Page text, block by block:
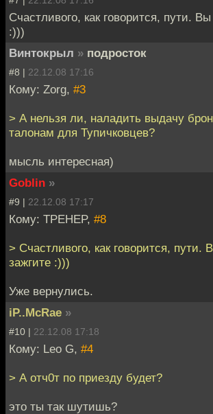
Счастливого, как говорится, пути.
:)))
Винтокрыл » подросток
#8 | 22.12.08 17:16
Кому: Zorg, #3
> А нельзя ли, наладить выдачу
талонам для Тупичковцев?
мысль интересная)
Goblin »
#9 | 22.12.08 17:17
Кому: TPEHEP, #8
> Счастливого, как говорится, пути.
зажгите :)))
Уже вернулись.
iP..McRae »
#10 | 22.12.08 17:18
Кому: Leo G, #4
> А отч0т по приезду будет?
это ты так шутишь?